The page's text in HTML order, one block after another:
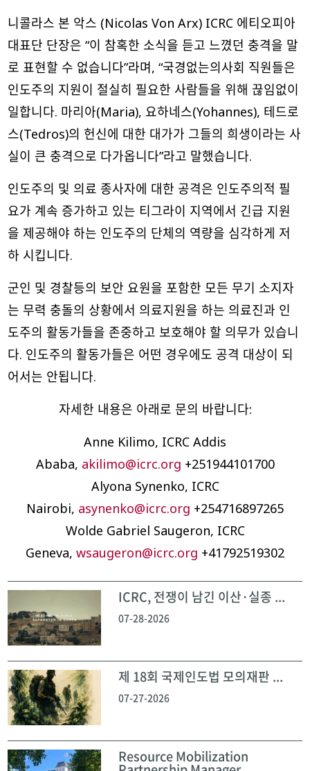
니콜라스 본 악스 (Nicolas Von Arx) ICRC 에티오피아
대표단 단장은 “이 참혹한 소식을 듣고 느꼈던 충격을 말
로 표현할 수 없습니다”라며, “국경없는의사회 직원들은
인도주의 지원이 절실히 필요한 사람들을 위해 끊임없이
일합니다. 마리아(Maria), 요하네스(Yohannes), 테드로
스(Tedros)의 헌신에 대한 대가가 그들의 희생이라는 사
실이 큰 충격으로 다가옵니다”라고 말했습니다.
인도주의 및 의료 종사자에 대한 공격은 인도주의적 필
요가 계속 증가하고 있는 티그라이 지역에서 긴급 지원
을 제공해야 하는 인도주의 단체의 역량을 심각하게 저
하 시킵니다.
군인 및 경찰등의 보안 요원을 포함한 모든 무기 소지자
는 무력 충돌의 상황에서 의료지원을 하는 의료진과 인
도주의 활동가들을 존중하고 보호해야 할 의무가 있습니
다. 인도주의 활동가들은 어떤 경우에도 공격 대상이 되
어서는 안됩니다.
자세한 내용은 아래로 문의 바랍니다:
Anne Kilimo, ICRC Addis
Ababa, akilimo@icrc.org +251944101700
Alyona Synenko, ICRC
Nairobi, asynenko@icrc.org +254716897265
Wolde Gabriel Saugeron, ICRC
Geneva, wsaugeron@icrc.org +41792519302
ICRC, 전쟁이 남긴 이산·실종 ...
07-28-2026
제 18회 국제인도법 모의재판 ...
07-27-2026
Resource Mobilization